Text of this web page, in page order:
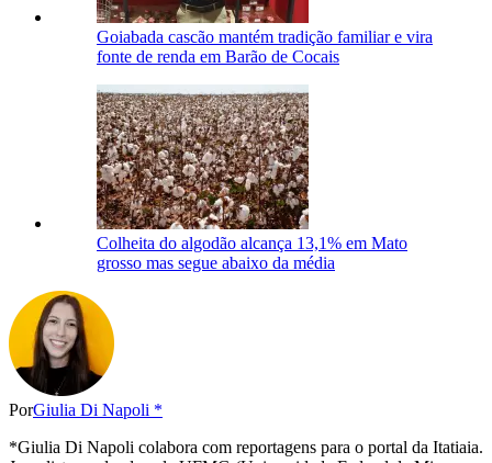
Goiabada cascão mantém tradição familiar e vira
fonte de renda em Barão de Cocais
Colheita do algodão alcança 13,1% em Mato
grosso mas segue abaixo da média
PorGiulia Di Napoli *
*Giulia Di Napoli colabora com reportagens para o portal da Itatiaia.